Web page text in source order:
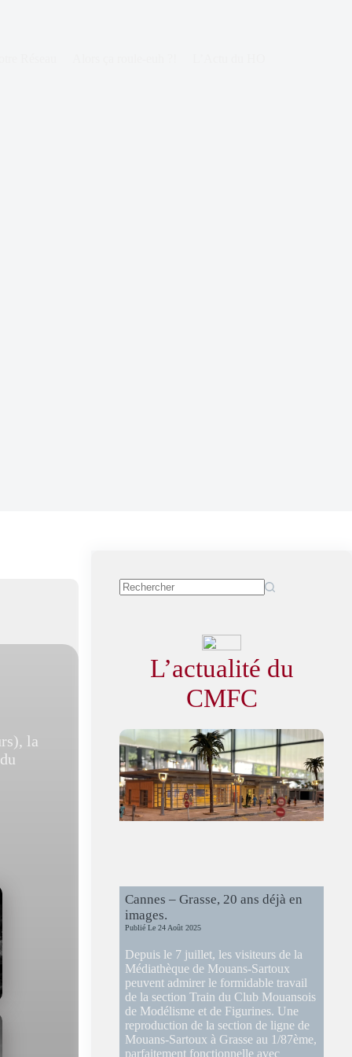
la
L’actualité du
CMFC
Cannes – Grasse, 20 ans déjà en
images.
Publié Le24 Août 2025
Depuis le 7 juillet, les visiteurs de la
Médiathèque de Mouans-Sartoux
peuvent admirer le formidable travail
de la section Train du Club Mouansois
de Modélisme et de Figurines. Une
reproduction de la section de ligne de
Mouans-Sartoux à Grasse au 1/87ème,
parfaitement fonctionnelle avec